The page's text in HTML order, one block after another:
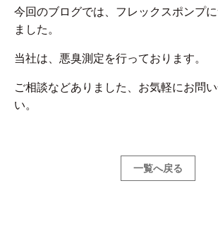
今回のブログでは、フレックスポンプ
ました。
当社は、悪臭測定を行っております。
ご相談などありました、お気軽にお問
い。
一覧へ戻る